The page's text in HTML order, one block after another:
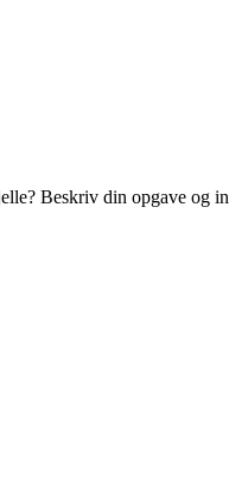
Beskriv din opgave og